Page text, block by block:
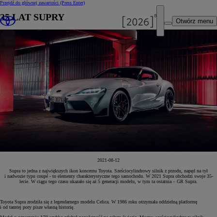
Przejdź do głównej zawartości (Press Enter)
Otwórz menu
35 LAT SUPRY
2021-08-12
Supra to jedna z największych ikon koncernu Toyota. Sześciocylindrowy silnik z przodu, napęd na tył
i nadwozie typu coupé - to elementy charakterystyczne tego samochodu. W 2021 Supra obchodzi swoje 35-
lecie. W ciągu tego czasu ukazało się aż 5 generacji modelu, w tym ta ostatnia – GR Supra.
Toyota Supra zrodziła się z legendarnego modelu Celica. W 1986 roku otrzymała oddzielną platformę
i od tamtej pory pisze własną historię.